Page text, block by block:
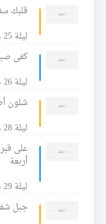
قلبك
ليلة 25 محرم 1439 للهجرة
كفى
ليلة 26 محرم 1439 للهجرة
شلون
ليلة 28 محرم 1439 للهجرة
على
أربعة
ليلة 29 محرم 1439 للهجرة
جبل